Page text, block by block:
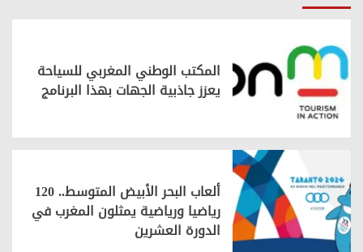
المكتب الوطني المغربي للسياحة
يعزز جاذبية الجهات بهذا البرنامج
ألعاب البحر الأبيض المتوسط.. 120
رياضيا ورياضية يمثلون المغرب في
الدورة العشرين